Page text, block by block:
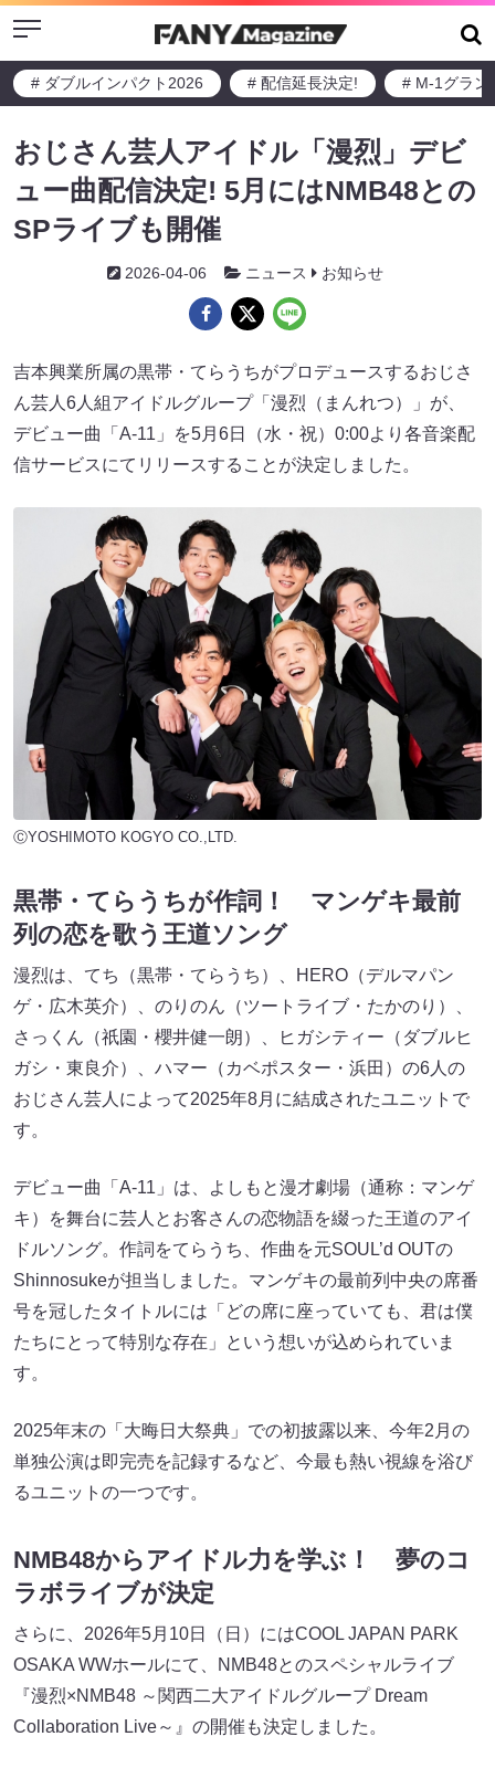
Menu
# ダブルインパクト2026 # 配信延長決定! # M-1グラン
おじさん芸人アイドル「漫烈」デビ
ュー曲配信決定! 5月にはNMB48との
SPライブも開催
2026-04-06 ニュース お知らせ
吉本興業所属の黒帯・てらうちがプロデュースするおじさ
ん芸人6人組アイドルグループ「漫烈（まんれつ）」が、
デビュー曲「A-11」を5月6日（水・祝）0:00より各音楽配
信サービスにてリリースすることが決定しました。
ⒸYOSHIMOTO KOGYO CO.,LTD.
黒帯・てらうちが作詞！ マンゲキ最前
列の恋を歌う王道ソング
漫烈は、てち（黒帯・てらうち）、HERO（デルマパン
ゲ・広木英介）、のりのん（ツートライブ・たかのり）、
さっくん（祇園・櫻井健一朗）、ヒガシティー（ダブルヒ
ガシ・東良介）、ハマー（カベポスター・浜田）の6人の
おじさん芸人によって2025年8月に結成されたユニットで
す。
デビュー曲「A-11」は、よしもと漫才劇場（通称：マンゲ
キ）を舞台に芸人とお客さんの恋物語を綴った王道のアイ
ドルソング。作詞をてらうち、作曲を元SOUL’d OUTの
Shinnosukeが担当しました。マンゲキの最前列中央の席番
号を冠したタイトルには「どの席に座っていても、君は僕
たちにとって特別な存在」という想いが込められていま
す。
2025年末の「大晦日大祭典」での初披露以来、今年2月の
単独公演は即完売を記録するなど、今最も熱い視線を浴び
るユニットの一つです。
NMB48からアイドル力を学ぶ！ 夢のコ
ラボライブが決定
さらに、2026年5月10日（日）にはCOOL JAPAN PARK
OSAKA WWホールにて、NMB48とのスペシャルライブ
『漫烈×NMB48 ～関西二大アイドルグループ Dream
Collaboration Live～』の開催も決定しました。